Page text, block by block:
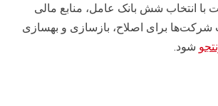
انتخاب شش بانک عامل، منابع مالی
شرکت‌ها برای اصلاح، بازسازی و بهسازی
شود.